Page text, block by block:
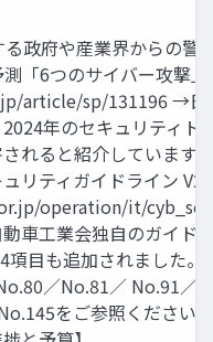
政府や産業界からの警
「6つのサイバー攻撃
article/sp/131196 →日
年のセキュリティ
れると紹介しています
リティガイドライン
operation/it/
車工業会独自のガイド
項目も追加されました
／No.81／ No.91／
をご参照ください